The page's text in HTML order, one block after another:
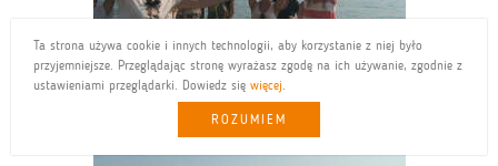
Ta strona używa cookie i innych technologii, aby korzystanie z niej było
przyjemniejsze. Przeglądając stronę wyrażasz zgodę na ich używanie, zgodnie z
ustawieniami przeglądarki. Dowiedz się więcej.
ROZUMIEM